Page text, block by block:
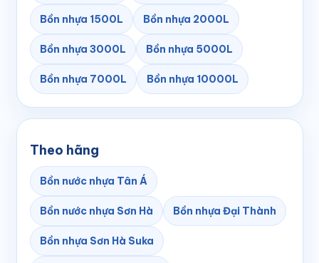
Bồn nhựa 1500L Bồn nhựa 2000L
Bồn nhựa 3000L Bồn nhựa 5000L
Bồn nhựa 7000L Bồn nhựa 10000L
Theo hãng
Bồn nước nhựa Tân Á
Bồn nước nhựa Sơn Hà Bồn nhựa Đại Thành
Bồn nhựa Sơn Hà Suka